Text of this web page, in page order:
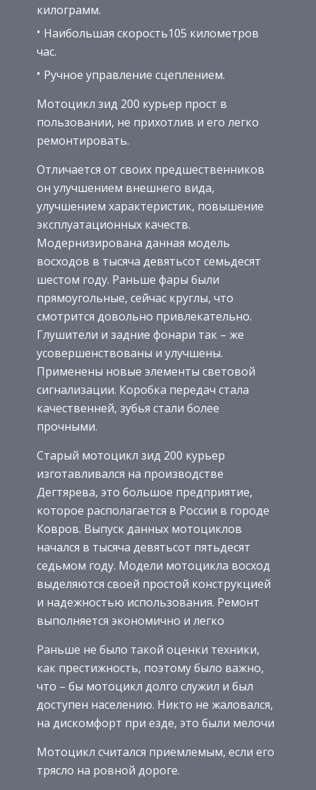
килограмм.
Наибольшая скорость105 километров
час.
Ручное управление сцеплением.
Мотоцикл зид 200 курьер прост в
пользовании, не прихотлив и его легко
ремонтировать.
Отличается от своих предшественников
он улучшением внешнего вида,
улучшением характеристик, повышение
эксплуатационных качеств.
Модернизирована данная модель
восходов в тысяча девятьсот семьдесят
шестом году. Раньше фары были
прямоугольные, сейчас круглы, что
смотрится довольно привлекательно.
Глушители и задние фонари так – же
усовершенствованы и улучшены.
Применены новые элементы световой
сигнализации. Коробка передач стала
качественней, зубья стали более
прочными.
Старый мотоцикл зид 200 курьер
изготавливался на производстве
Дегтярева, это большое предприятие,
которое располагается в России в городе
Ковров. Выпуск данных мотоциклов
начался в тысяча девятьсот пятьдесят
седьмом году. Модели мотоцикла восход
выделяются своей простой конструкцией
и надежностью использования. Ремонт
выполняется экономично и легко
Раньше не было такой оценки техники,
как престижность, поэтому было важно,
что – бы мотоцикл долго служил и был
доступен населению. Никто не жаловался,
на дискомфорт при езде, это были мелочи
Мотоцикл считался приемлемым, если его
трясло на ровной дороге.